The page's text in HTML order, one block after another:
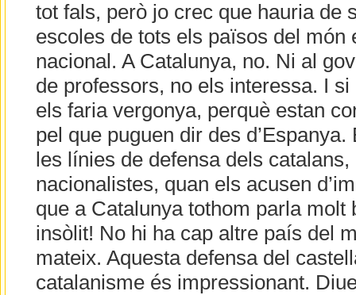
tot fals, però jo crec que hauria de
escoles de tots els països del món
nacional. A Catalunya, no. Ni al
de professors, no els interessa. I
els faria vergonya, perquè estan
pel que puguen dir des
les línies de defensa dels
nacionalistes, quan els acusen
que a Catalunya tothom parla molt
insòlit! No hi ha cap altre país del
mateix. Aquesta defensa del
catalanisme és impressionant.